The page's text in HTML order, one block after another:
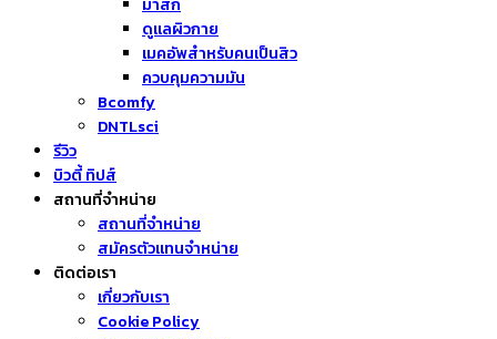
มาส์ก
ดูแลผิวกาย
เมคอัพสำหรับคนเป็นสิว
ควบคุมความมัน
Bcomfy
DNTLsci
รีวิว
บิวตี้ ทิปส์
สถานที่จำหน่าย
สถานที่จำหน่าย
สมัครตัวแทนจำหน่าย
ติดต่อเรา
เกี่ยวกับเรา
Cookie Policy